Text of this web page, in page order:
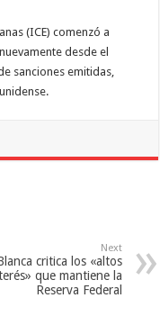
(ICE) comenzó a
desde el
sanciones emitidas,
Next
critica los «altos
que mantiene la
Reserva Federal